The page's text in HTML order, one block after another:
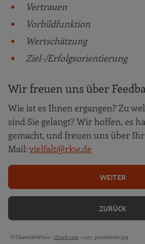
Vertrauen
Vorbildfunktion
Wertschätzung
Ziel-/Erfolgsorientierung
Wir freuen uns über
Wie ist es Ihnen ergangen? Zu
sind Sie gelangt? Wir hoffen, es
gemacht, und freuen uns über Ihr
Mail:vielfalt@rkw.de
ZURÜCK
WEITER
Bildquellen und Copyright-
© ChamilleWhite / iStock.com – 1177_pinselreihe.jpg